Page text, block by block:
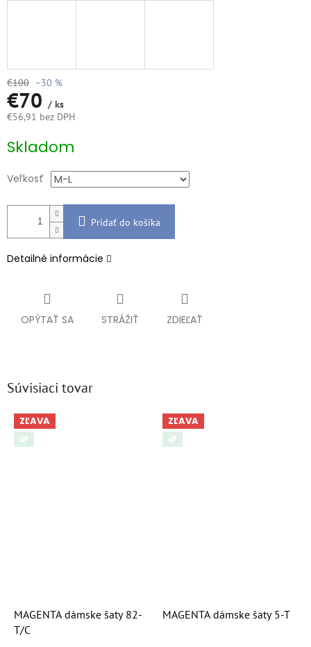
€100 –30 %
€70 / ks
€56,91 bez DPH
cena:
Skladom
Veľkosť
Pridať do košíka
Detailné informácie
OPÝTAŤ SA STRÁŽIŤ ZDIEĽAŤ
Súvisiaci tovar
ZĽAVA
🌿
MAGENTA dámske šaty 82-
T/C
ZĽAVA
🌿
MAGENTA dámske šaty 5-T